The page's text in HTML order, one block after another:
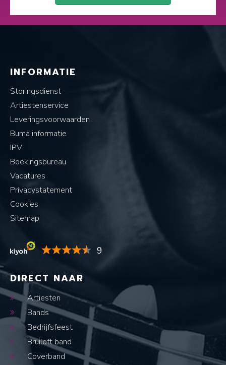
INFORMATIE
Storingsdienst
Artiestenservice
Leveringsvoorwaarden
Buma informatie
IPV
Boekingsbureau
Vacatures
Privacystatement
Cookies
Sitemap
9
DIRECT NAAR
Artiesten
Bands
Bedrijfsfeest
Bruiloft band
Coverband